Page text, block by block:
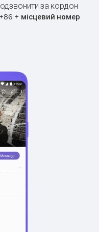
за кордон
+86 + місцевий номер